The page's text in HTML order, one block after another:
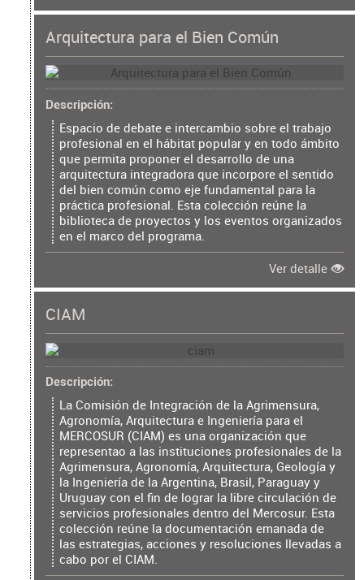
Arquitectura para el Bien Común
Descripción
Espacio de debate e intercambio sobre el trabajo
profesional en el hábitat popular y en todo ámbito
que permita proponer el desarrollo de una
arquitectura integradora que incorpore el sentido
del bien común como eje fundamental para la
práctica profesional. Esta colección reúne la
biblioteca de proyectos y los eventos organizados
en el marco del programa.
Ver detalle
CIAM
Descripción
La Comisión de Integración de la Agrimensura,
Agronomía, Arquitectura e Ingeniería para el
MERCOSUR (CIAM) es una organización que
representao a las instituciones profesionales de la
Agrimensura, Agronomía, Arquitectura, Geología y
la Ingeniería de la Argentina, Brasil, Paraguay y
Uruguay con el fin de lograr la libre circulación de
servicios profesionales dentro del Mercosur. Esta
colección reúne la documentación emanada de
las estrategias, acciones y resoluciones llevadas a
cabo por el CIAM.